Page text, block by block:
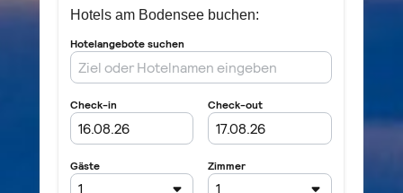
Hotels am Bodensee buchen: